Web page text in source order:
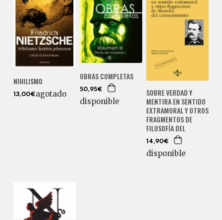
NIHILISMO
13,00€agotado
OBRAS COMPLETAS
50,95€
disponible
SOBRE VERDAD Y
MENTIRA EN SENTIDO
EXTRAMORAL Y OTROS
FRAGMENTOS DE
FILOSOFÍA DEL
14,90€
disponible